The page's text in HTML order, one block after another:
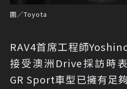
圖／Toyota
RAV4首席工程師
接受澳洲Drive採訪時
GR Sport車型已擁有足